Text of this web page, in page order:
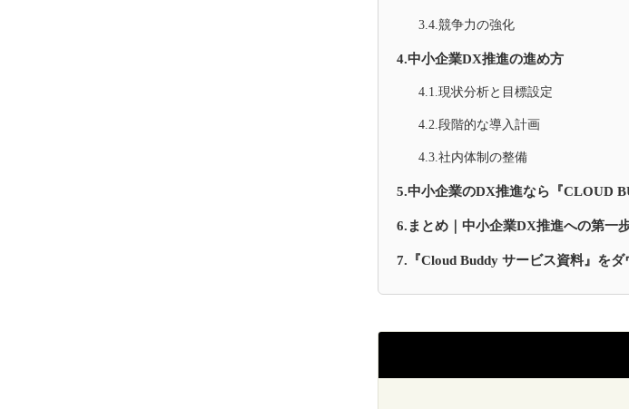
3.4.競争力の強化
4.中小企業DX推進の進め方
4.1.現状分析と目標設定
4.2.段階的な導入計画
4.3.社内体制の整備
5.中小企業のDX推進なら『CLOUD
6.まとめ｜中小企業DX推進への第一
7.『Cloud Buddy サービス資料』をダ